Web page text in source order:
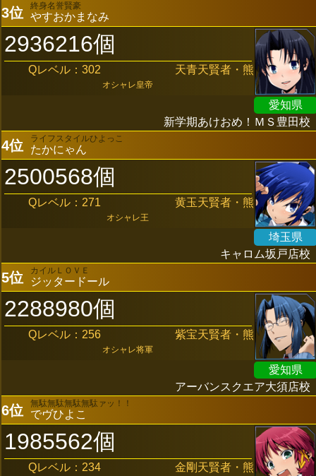
3位 終身名誉賢豪
やすおかまなみ
2936216個
Qレベル：302 天青天賢者・熊
オシャレ皇帝
愛知県
新学期あけおめ！ＭＳ豊田校
4位 ライフスタイルひよっこ
たかにゃん
2500568個
Qレベル：271 黄玉天賢者・熊
オシャレ王
埼玉県
キャロム坂戸店校
5位 カイルＬＯＶＥ
ジッタードール
2288980個
Qレベル：256 紫宝天賢者・熊
オシャレ将軍
愛知県
アーバンスクエア大須店校
6位 無駄無駄無駄無駄ァッ！！
でヴひよこ
1985562個
Qレベル：234 金剛天賢者・熊